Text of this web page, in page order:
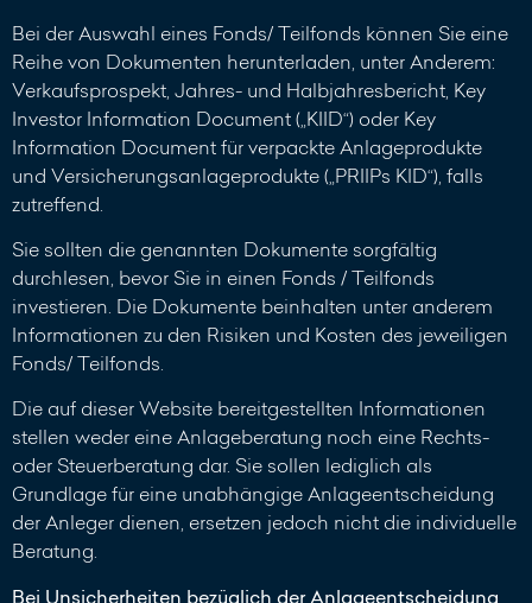
Bei der Auswahl eines Fonds/ Teilfonds können Sie eine
Reihe von Dokumenten herunterladen, unter Anderem:
Verkaufsprospekt, Jahres- und Halbjahresbericht, Key
Investor Information Document („KIID“) oder Key
Information Document für verpackte Anlageprodukte
und Versicherungsanlageprodukte („PRIIPs KID“), falls
zutreffend.
Sie sollten die genannten Dokumente sorgfältig
durchlesen, bevor Sie in einen Fonds / Teilfonds
investieren. Die Dokumente beinhalten unter anderem
Informationen zu den Risiken und Kosten des jeweiligen
Fonds/ Teilfonds.
Die auf dieser Website bereitgestellten Informationen
stellen weder eine Anlageberatung noch eine Rechts-
oder Steuerberatung dar. Sie sollen lediglich als
Grundlage für eine unabhängige Anlageentscheidung
der Anleger dienen, ersetzen jedoch nicht die individuelle
Beratung.
Bei Unsicherheiten bezüglich der Anlageentscheidung